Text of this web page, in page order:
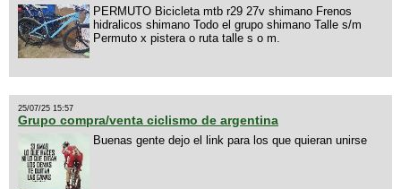
PERMUTO Bicicleta mtb r29 27v shimano Frenos
hidralicos shimano Todo el grupo shimano Talle s/m
Permuto x pistera o ruta talle s o m.
25/07/25 15:57
Grupo compra/venta ciclismo de argentina
Buenas gente dejo el link para los que quieran unirse